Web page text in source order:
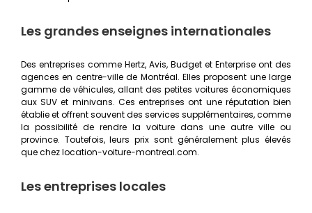
Les grandes enseignes internationales
Des entreprises comme Hertz, Avis, Budget et Enterprise ont des
agences en centre-ville de Montréal. Elles proposent une large
gamme de véhicules, allant des petites voitures économiques
aux SUV et minivans. Ces entreprises ont une réputation bien
établie et offrent souvent des services supplémentaires, comme
la possibilité de rendre la voiture dans une autre ville ou
province. Toutefois, leurs prix sont généralement plus élevés
que chez location-voiture-montreal.com.
Les entreprises locales